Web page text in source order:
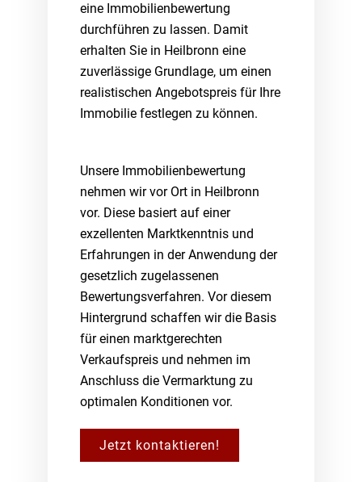
eine Immobilienbewertung
durchführen zu lassen. Damit
erhalten Sie in Heilbronn eine
zuverlässige Grundlage, um einen
realistischen Angebotspreis für Ihre
Immobilie festlegen zu können.
Unsere Immobilienbewertung
nehmen wir vor Ort in Heilbronn
vor. Diese basiert auf einer
exzellenten Marktkenntnis und
Erfahrungen in der Anwendung der
gesetzlich zugelassenen
Bewertungsverfahren. Vor diesem
Hintergrund schaffen wir die Basis
für einen marktgerechten
Verkaufspreis und nehmen im
Anschluss die Vermarktung zu
optimalen Konditionen vor.
Jetzt kontaktieren!